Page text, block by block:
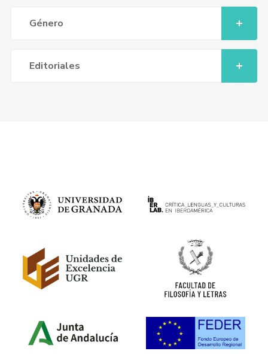
Género
Editoriales